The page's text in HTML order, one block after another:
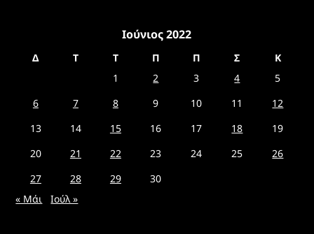
Ιούνιος 2022
Δ Τ Τ Π Π Σ
Κ
1
2 3 4
5
6
7 8 9 10 11
12
13
14 15 16 17 18
19
20
21 22 23 24 25
26
27
28 29
30
« Μάι
Ιούλ »